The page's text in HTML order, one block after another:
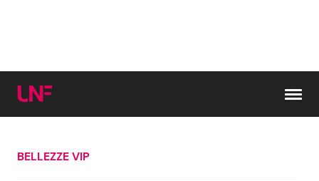
Cerca:
BELLEZZE VIP